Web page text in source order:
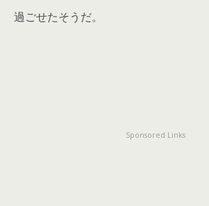
過ごせたそうだ。
Sponsored Links